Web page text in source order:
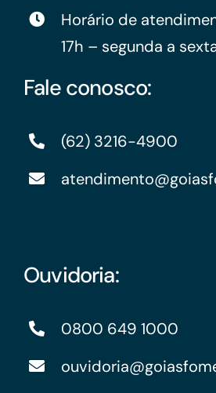
Horário de
17h – segunda a
Fale conosco:
(62) 3216-4900
Ouvidoria:
0800 649 1000